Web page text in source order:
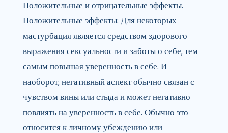
Положительные и отрицательные эффекты.
Положительные эффекты: Для некоторых
мастурбация является средством здорового
выражения сексуальности и заботы о себе, тем
самым повышая уверенность в себе. И
наоборот, негативный аспект обычно связан с
чувством вины или стыда и может негативно
повлиять на уверенность в себе. Обычно это
относится к личному убеждению или